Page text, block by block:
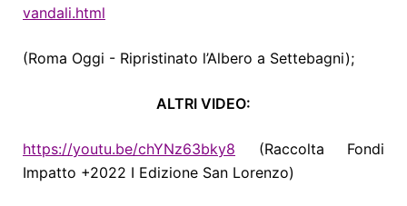
vandali.html
(Roma Oggi - Ripristinato l’Albero a Settebagni);
ALTRI VIDEO:
https://youtu.be/chYNz63bky8 (Raccolta Fondi
Impatto +2022 I Edizione San Lorenzo)